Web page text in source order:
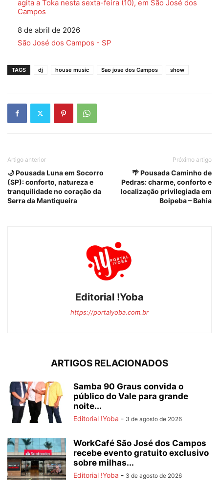
agita a Toka nesta sexta-feira (10), em São José dos
Campos
Data
8 de abril de 2026
Em relação a
São José dos Campos - SP
TAGS dj house music Sao jose dos Campos show
Artigo anterior
🌙 Pousada Luna em Socorro
(SP): conforto, natureza e
tranquilidade no coração da
Serra da Mantiqueira
Próximo artigo
🌴 Pousada Caminho de
Pedras: charme, conforto e
localização privilegiada em
Boipeba – Bahia
Editorial !Yoba
https://portalyoba.com.br
ARTIGOS RELACIONADOS
Samba 90 Graus convida o
público do Vale para grande
noite...
Editorial !Yoba - 3 de agosto de 2026
WorkCafé São José dos Campos
recebe evento gratuito exclusivo
sobre milhas...
Editorial !Yoba - 3 de agosto de 2026